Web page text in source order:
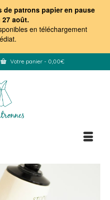
patrons papier en pause
août.
en téléchargement
.
Votre panier - 0,00€